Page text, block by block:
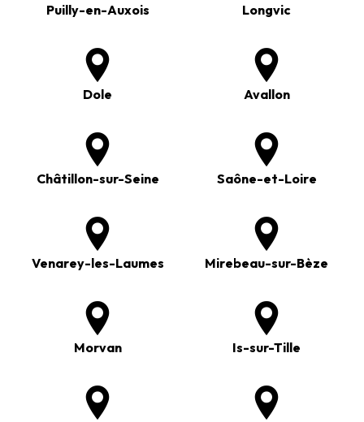
Puilly-en-Auxois Longvic
Dole Avallon
Châtillon-sur-Seine Saône-et-Loire
Venarey-les-Laumes Mirebeau-sur-Bèze
Morvan Is-sur-Tille